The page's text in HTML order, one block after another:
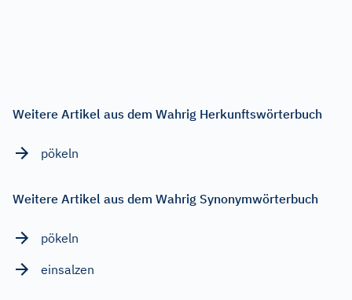
Weitere Artikel aus dem Wahrig Herkunftswörterbuch
pökeln
Weitere Artikel aus dem Wahrig Synonymwörterbuch
pökeln
einsalzen